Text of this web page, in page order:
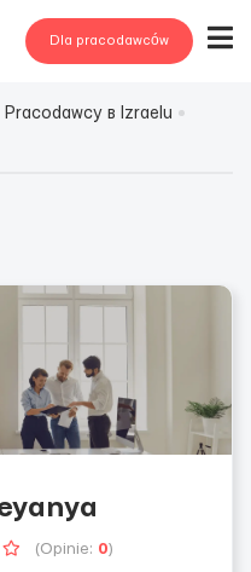
Dla pracodawców
Pracodawcy в Izraelu
(Opinie: 0)